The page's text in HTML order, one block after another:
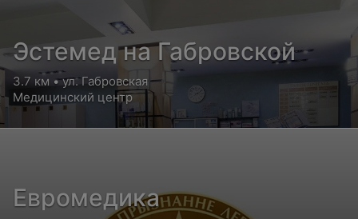
Эстемед на Габровской
3.7 км • ул. Габровская
Медицинский центр
Евромедика